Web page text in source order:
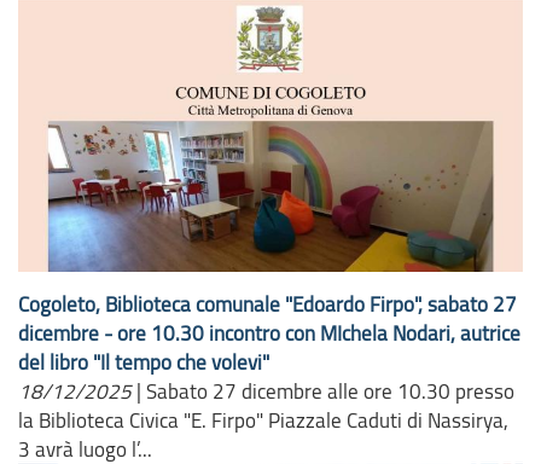
Cogoleto, Biblioteca comunale "Edoardo Firpo", sabato 27
dicembre - ore 10.30 incontro con MIchela Nodari, autrice
del libro "Il tempo che volevi"
18/12/2025 | Sabato 27 dicembre alle ore 10.30 presso
la Biblioteca Civica "E. Firpo" Piazzale Caduti di Nassirya,
3 avrà luogo l’...